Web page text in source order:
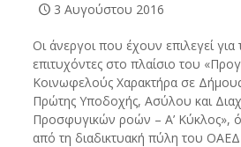
3 Αυγούστου 2016
Οι άνεργοι που έχουν επιλεγεί
επιτυχόντες στο πλαίσιο του
Κοινωφελούς Χαρακτήρα σε
Πρώτης Υποδοχής, Ασύλου και
Προσφυγικών ροών – Α’ Κύκλος»,
από τη διαδικτυακή πύλη του